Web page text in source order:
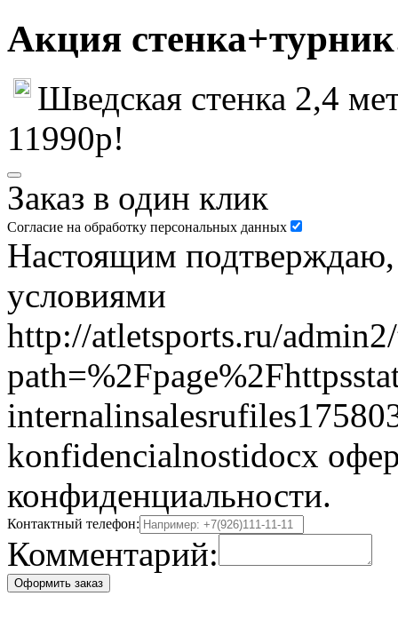
Акция
Шведская стенка 2,4
11990р!
Заказ в один клик
Согласие на обработку персональных данных
Настоящим подтверждаю,
условиями
http://atletsports.ru/
konfidencialnostidocx
конфиденциальности.
Контактный телефон:
Комментарий:
Оформить заказ